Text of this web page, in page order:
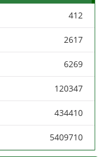
412
2617
6269
120347
434410
5409710